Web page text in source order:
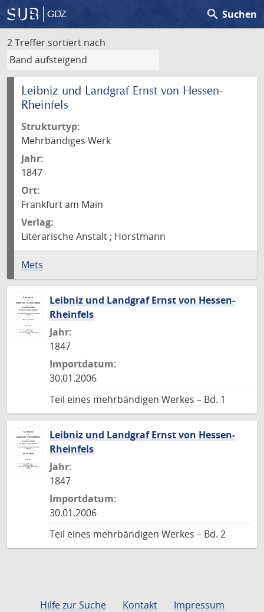
GDZ search Suchen
2 Treffer sortiert nach
Leibniz und Landgraf Ernst von Hessen-
Rheinfels
Strukturtyp:
Mehrbändiges Werk
Jahr:
1847
Ort:
Frankfurt am Main
Verlag:
Literarische Anstalt ; Horstmann
Mets
Leibniz und Landgraf Ernst von Hessen-
Rheinfels
Jahr:
1847
Importdatum:
30.01.2006
Teil eines mehrbändigen Werkes – Bd. 1
Leibniz und Landgraf Ernst von Hessen-
Rheinfels
Jahr:
1847
Importdatum:
30.01.2006
Teil eines mehrbändigen Werkes – Bd. 2
Hilfe zur Suche Kontakt
Impressum